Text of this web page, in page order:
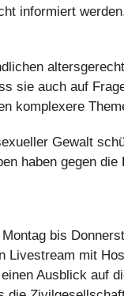
informiert
sie auch auf
komplexere
Gewalt
haben gegen die
bis
Livestream mit
Ausblick auf